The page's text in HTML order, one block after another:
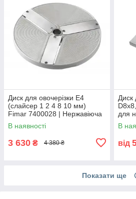
Диск для овочерізки E4
(слайсер 1 2 4 8 10 мм)
Fimar 7400028 | Нержавіюча
сталь | Діаметр 205 мм
В наявності
3 630 ₴ 4 380 ₴
Диск
для
В
від
Показати ще